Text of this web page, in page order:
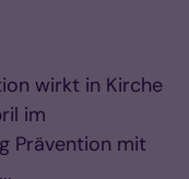
wirkt in Kirche
im
Prävention mit